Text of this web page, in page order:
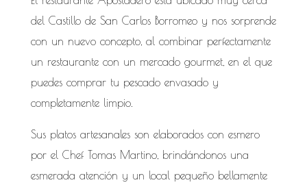
del Castillo de San Carlos Borromeo y nos sorprende
con un nuevo concepto, al combinar perfectamente
un restaurante con un mercado gourmet, en el que
puedes comprar tu pescado envasado y
completamente limpio.
Sus platos artesanales son elaborados con esmero
por el Chef Tomas Martino, brindándonos una
esmerada atención y un local pequeño bellamente